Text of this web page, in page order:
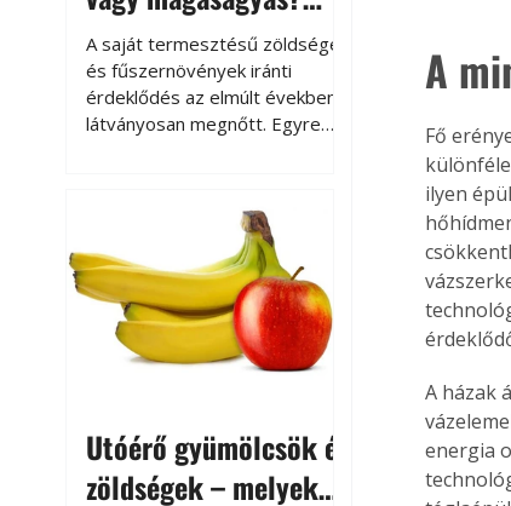
Helytakarékos
kertészkedés
A saját termesztésű zöldségek
és fűszernövények iránti
érdeklődés az elmúlt években
látványosan megnőtt. Egyre
kertészkedés sokak számára
kikapcsolódást és feltöltődést
is jelent.
Utóérő gyümölcsök és
zöldségek – melyek
A
Fő
ilyen
A házak
energia